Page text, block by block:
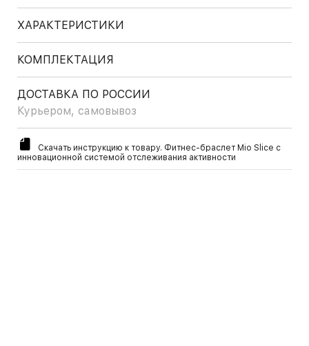
ХАРАКТЕРИСТИКИ
КОМПЛЕКТАЦИЯ
ДОСТАВКА ПО РОССИИ
Курьером, самовывоз
Скачать инструкцию к товару. Фитнес-браслет Mio Slice с
инновационной системой отслеживания активности